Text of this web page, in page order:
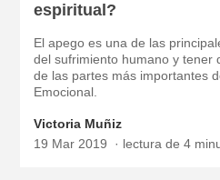
espiritual?
El apego es una de las
del sufrimiento humano y tener
de las partes más importantes
Emocional.
Victoria Muñiz
19 Mar 2019
lectura de 4